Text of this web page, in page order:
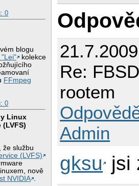
0
blogu
"Lei"
kolekce
FFmpeg
0
Linux
(LVFS)
, že službu
(LVFS)
nově
NVIDIA .
Re:
rootem
Admin
gksu jsi